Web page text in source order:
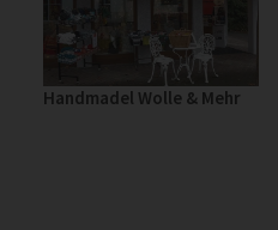
Handmadel Wolle & Mehr